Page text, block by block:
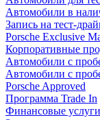
Автомобили в
Запись на тест-
Porsche Exclusive
Корпоративные
Автомобили с
Автомобили с
Porsche Approved
Программа Trade In
Финансовые услуги